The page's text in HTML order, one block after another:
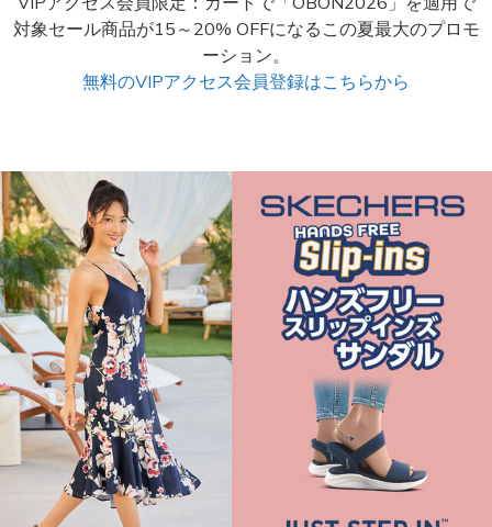
対象セール商品が15～20% OFFになるこの夏最大のプロモ
ーション。
無料のVIPアクセス会員登録はこちらから